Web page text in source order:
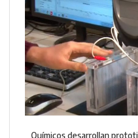
Químicos desarrollan